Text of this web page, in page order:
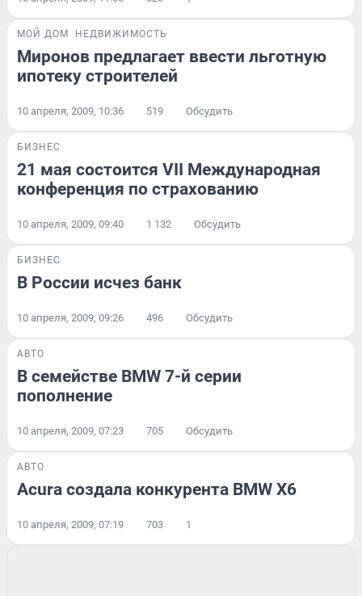
МОЙ ДОМ НЕДВИЖИМОСТЬ
Миронов предлагает ввести льготную
ипотеку строителей
10 апреля, 2009, 10:36 519 Обсудить
БИЗНЕС
21 мая состоится VII Международная
конференция по страхованию
10 апреля, 2009, 09:40 1 132 Обсудить
БИЗНЕС
В России исчез банк
10 апреля, 2009, 09:26 496 Обсудить
АВТО
В семействе BMW 7-й серии
пополнение
10 апреля, 2009, 07:23 705 Обсудить
АВТО
Acura создала конкурента BMW X6
10 апреля, 2009, 07:19 703 1